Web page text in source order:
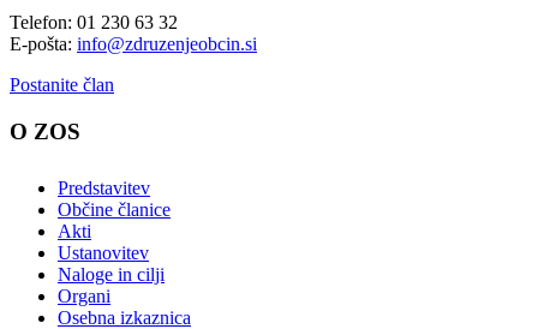
Telefon: 01 230 63 32
E-pošta: info@zdruzenjeobcin.si
Postanite član
O ZOS
Predstavitev
Občine članice
Akti
Ustanovitev
Naloge in cilji
Organi
Osebna izkaznica